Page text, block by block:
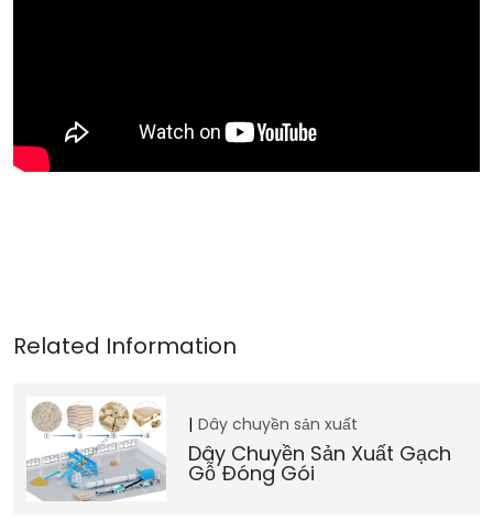
Dây chuyền sản xuất
Dây Chuyền Sản Xuất Gạch
Gỗ Đóng Gói